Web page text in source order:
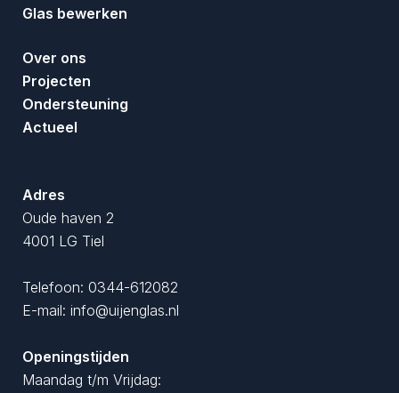
Glas bewerken
Over ons
Projecten
Ondersteuning
Actueel
Adres
Oude haven 2
4001 LG Tiel
Telefoon: 0344-612082
E-mail: info@uijenglas.nl
Openingstijden
Maandag t/m Vrijdag: